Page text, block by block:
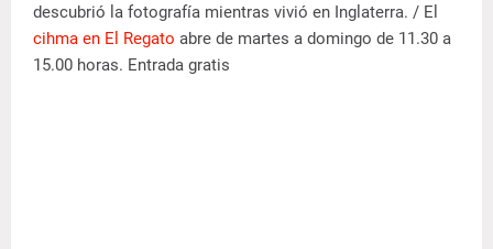
descubrió la fotografía mientras vivió en Inglaterra. / El
cihma en El Regato abre de martes a domingo de 11.30 a
15.00 horas. Entrada gratis